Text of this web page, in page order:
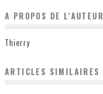
A PROPOS DE L'AUTEUR
Thierry
ARTICLES SIMILAIRES